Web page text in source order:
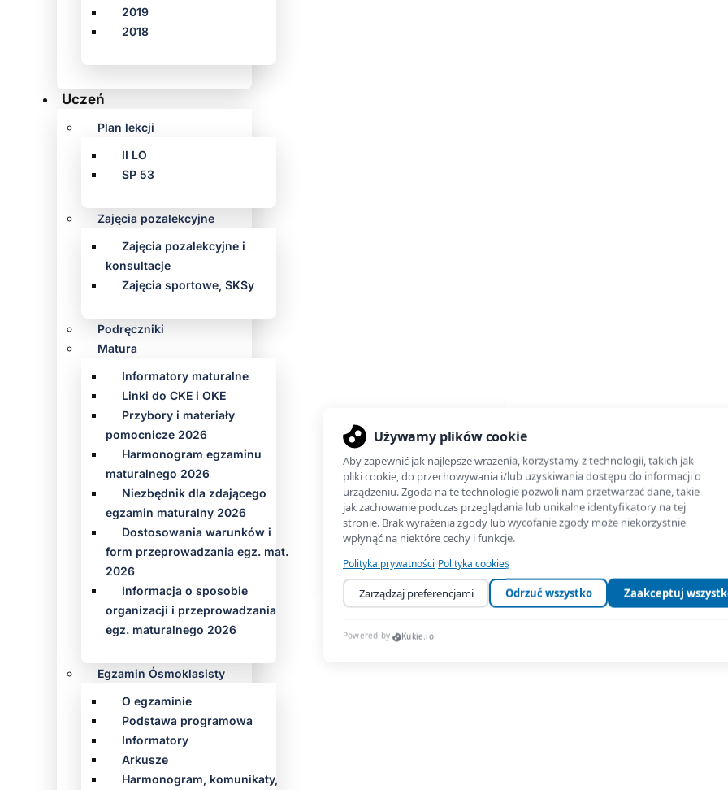
2019
2018
Uczeń
Plan lekcji
II LO
SP 53
Zajęcia pozalekcyjne
Zajęcia pozalekcyjne i
konsultacje
Zajęcia sportowe, SKSy
Podręczniki
Matura
Informatory maturalne
Linki do CKE i OKE
Przybory i materiały
pomocnicze 2026
Harmonogram egzaminu
maturalnego 2026
Niezbędnik dla zdającego
egzamin maturalny 2026
Dostosowania warunków i
form przeprowadzania egz. mat.
2026
Informacja o sposobie
organizacji i przeprowadzania
egz. maturalnego 2026
Egzamin Ósmoklasisty
O egzaminie
Podstawa programowa
Informatory
Arkusze
Harmonogram, komunikaty,